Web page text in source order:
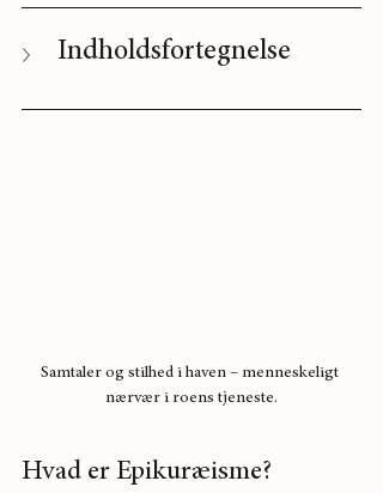
Indholdsfortegnelse
Samtaler og stilhed i haven – menneskeligt
nærvær i roens tjeneste.
Hvad er Epikuræisme?